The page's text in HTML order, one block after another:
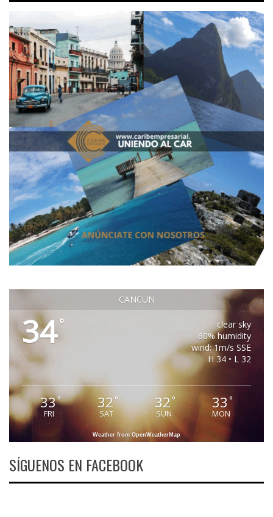
CANCUN
34°
clear sky
60% humidity
wind: 1m/s SSE
H 34 • L 32
33°
FRI
32°
SAT
32°
SUN
33°
MON
Weather from OpenWeatherMap
SÍGUENOS EN FACEBOOK